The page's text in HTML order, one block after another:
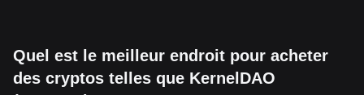
Quel est le meilleur endroit pour acheter
des cryptos telles que KernelDAO